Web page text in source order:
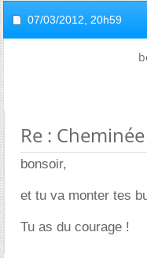
07/03/2012, 20h59
Re :
bonsoir,
et tu va monter tes
Tu as du courage !